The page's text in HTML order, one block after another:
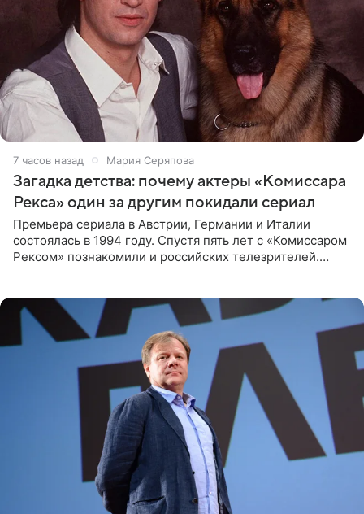
7 часов назад Мария Серяпова
Загадка детства: почему актеры «Комиссара
Рекса» один за другим покидали сериал
Премьера сериала в Австрии, Германии и Италии
состоялась в 1994 году. Спустя пять лет с «Комиссаром
Рексом» познакомили и российских телезрителей.